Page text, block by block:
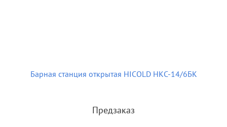
Барная станция открытая HICOLD НКС-14/6БК
Предзаказ